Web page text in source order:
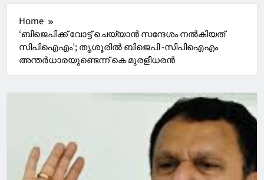
Home
‘ബിജെപിക്ക് വോട്ട് ചെയ്യാൻ സന്ദേശം നൽകിയത്
സിപിഐഎം’; തൃശൂരിൽ ബിജെപി -സിപിഐഎം
അന്തർധാരയുണ്ടെന്ന് കെ മുരളീധരൻ